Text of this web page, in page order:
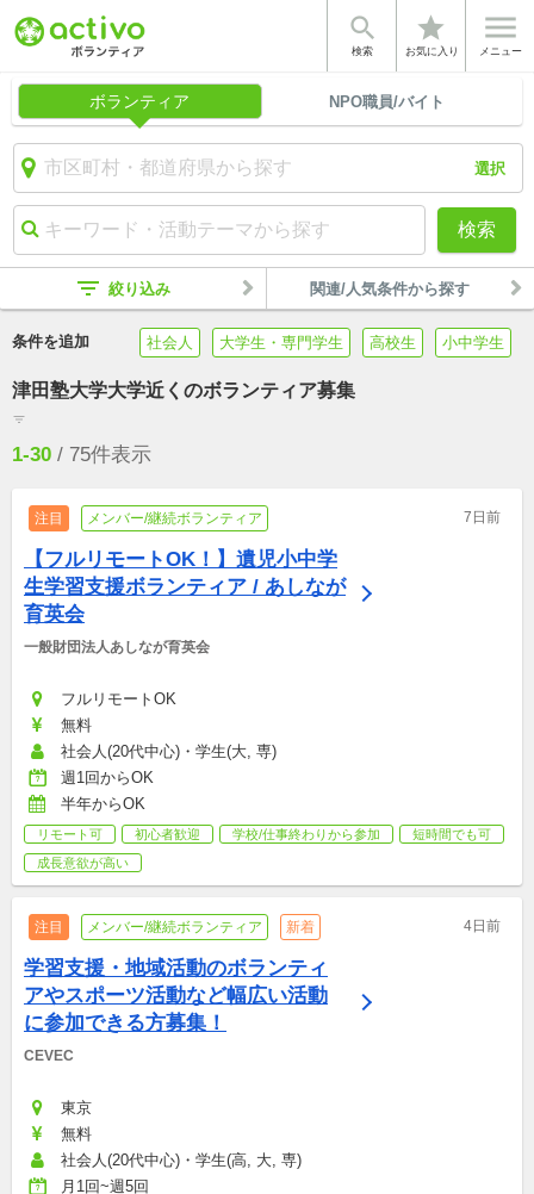

検索
star
お気に入り

メニュー
ボランティア NPO職員/バイト
選択
検索
filter_list 絞り込み 関連/人気条件から探す
条件を追加 社会人 大学生・専門学生 高校生 小中学生
津田塾大学大学近くのボランティア募集
filter_list
1-30 / 75件表示
注目 メンバー/継続ボランティア 7日前
【フルリモートOK！】遺児小中学
生学習支援ボランティア / あしなが
育英会
一般財団法人あしなが育英会
フルリモートOK
無料
社会人(20代中心)・学生(大, 専)
週1回からOK
半年からOK
リモート可 初心者歓迎 学校/仕事終わりから参加
短時間でも可
成長意欲が高い
注目 メンバー/継続ボランティア 新着 4日前
学習支援・地域活動のボランティ
アやスポーツ活動など幅広い活動
に参加できる方募集！
CEVEC
東京
無料
社会人(20代中心)・学生(高, 大, 専)
月1回~週5回